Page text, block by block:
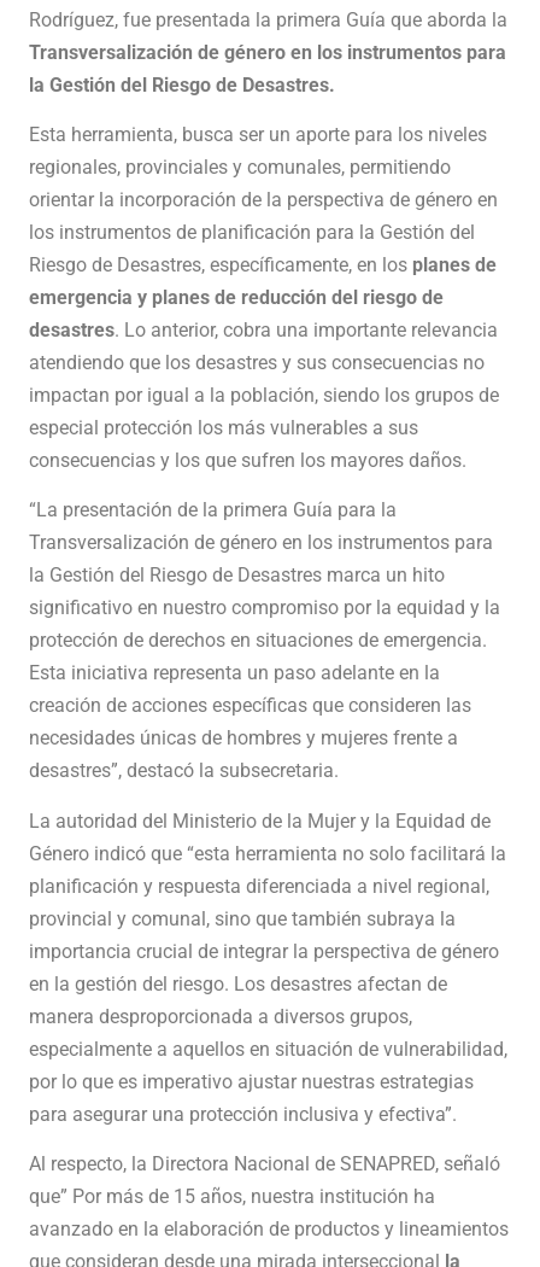
Rodríguez, fue presentada la primera Guía que aborda la
Transversalización de género en los instrumentos para
la Gestión del Riesgo de Desastres.
Esta herramienta, busca ser un aporte para los niveles
regionales, provinciales y comunales, permitiendo
orientar la incorporación de la perspectiva de género en
los instrumentos de planificación para la Gestión del
Riesgo de Desastres, específicamente, en los planes de
emergencia y planes de reducción del riesgo de
desastres. Lo anterior, cobra una importante relevancia
atendiendo que los desastres y sus consecuencias no
impactan por igual a la población, siendo los grupos de
especial protección los más vulnerables a sus
consecuencias y los que sufren los mayores daños.
“La presentación de la primera Guía para la
Transversalización de género en los instrumentos para
la Gestión del Riesgo de Desastres marca un hito
significativo en nuestro compromiso por la equidad y la
protección de derechos en situaciones de emergencia.
Esta iniciativa representa un paso adelante en la
creación de acciones específicas que consideren las
necesidades únicas de hombres y mujeres frente a
desastres”, destacó la subsecretaria.
La autoridad del Ministerio de la Mujer y la Equidad de
Género indicó que “esta herramienta no solo facilitará la
planificación y respuesta diferenciada a nivel regional,
provincial y comunal, sino que también subraya la
importancia crucial de integrar la perspectiva de género
en la gestión del riesgo. Los desastres afectan de
manera desproporcionada a diversos grupos,
especialmente a aquellos en situación de vulnerabilidad,
por lo que es imperativo ajustar nuestras estrategias
para asegurar una protección inclusiva y efectiva”.
Al respecto, la Directora Nacional de SENAPRED, señaló
que” Por más de 15 años, nuestra institución ha
avanzado en la elaboración de productos y lineamientos
que consideran desde una mirada interseccional
la